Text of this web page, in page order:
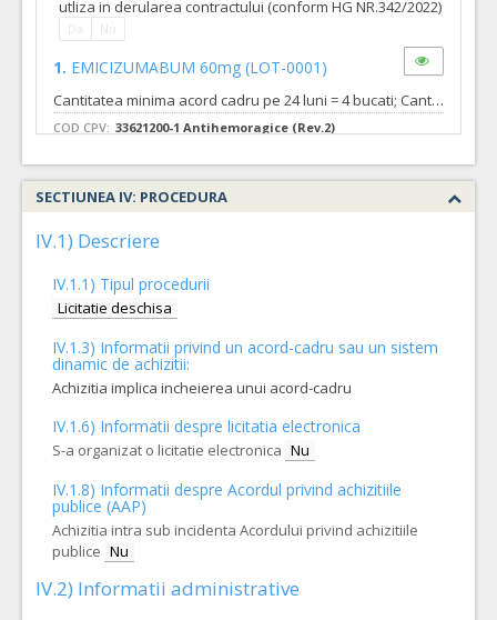
utliza in derularea contractului (conform HG NR.342/2022)
1. EMICIZUMABUM 60mg (LOT-0001)
Cantitatea minima acord cadru pe 24 luni = 4 bucati; Cantitatea maxima acord cadru pe 24 luni = 960 bucati;
COD CPV: 33621200-1 Antihemoragice (Rev.2)
VALOAREA ESTIMATA FARA
TVA:
90.158,08 - 21.637.939,20 Leu
ATRIBUIT
Achizitia se refera la un proiect in care se solicita
utliza in derularea contractului (conform HG NR.342/2022)
Da Nu
3. EMICIZUMABUM 150mg(LOT-0003)
VALOAREA ESTIMATA FARA
TVA:
Leu
Formularul utilajelor disponibile pentru contract
Achizitia se refera la un proiect in care se solicita
operatorilor economici sa declare utilajele pe care le vor
utliza in derularea contractului (conform HG NR.342/2022)
Da
SECTIUNEA IV: PROCEDURA
IV.1) Descriere
IV.1.1) Tipul procedurii
Licitatie deschisa
IV.1.3) Informatii privind un acord-cadru sau un sistem
dinamic de achizitii:
Achizitia implica incheierea unui acord-cadru
IV.1.6) Informatii despre licitatia electronica
S-a organizat o licitatie electronica Nu
IV.1.8) Informatii despre Acordul privind achizitiile
publice (AAP)
Achizitia intra sub incidenta Acordului privind achizitiile
publice Nu
IV.2) Informatii administrative